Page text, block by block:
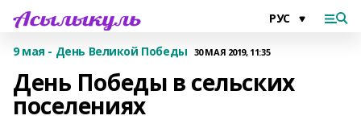
9 мая - День Великой Победы 30 МАЯ 2019, 11:35
День Победы в сельских
поселениях